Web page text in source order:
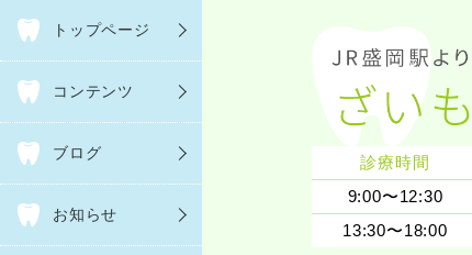
診療時間
9:00〜12:30
13:30〜18:00
トップページ
コンテンツ
ブログ
お知らせ